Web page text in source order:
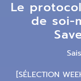
Le
de soi-
[SÉLECTION